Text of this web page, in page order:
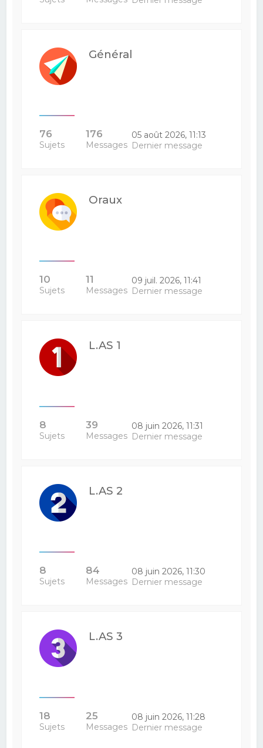
Général
76
Sujets
176
Messages
05 août 2026, 11:13
Dernier message
Oraux
10
Sujets
11
Messages
09 juil. 2026, 11:41
Dernier message
L.AS 1
8
Sujets
39
Messages
08 juin 2026, 11:31
Dernier message
L.AS 2
8
Sujets
84
Messages
08 juin 2026, 11:30
Dernier message
L.AS 3
18
Sujets
25
Messages
08 juin 2026, 11:28
Dernier message